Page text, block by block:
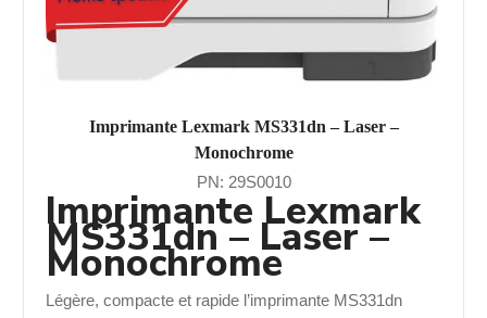
Imprimante Lexmark MS331dn – Laser –
Monochrome
PN: 29S0010
Imprimante Lexmark
MS331dn – Laser –
Monochrome
Légère, compacte et rapide l’imprimante MS331dn